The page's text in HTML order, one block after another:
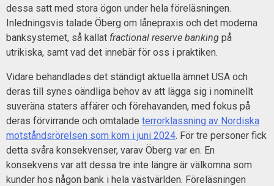
dessa satt med stora ögon under hela föreläsningen.
Inledningsvis talade Öberg om lånepraxis och det moderna
banksystemet, så kallat fractional reserve banking på
utrikiska, samt vad det innebär för oss i praktiken.
Vidare behandlades det ständigt aktuella ämnet USA och
deras till synes oändliga behov av att lägga sig i nominellt
suveräna staters affärer och förehavanden, med fokus på
deras förvirrande och omtalade terrorklassning av Nordiska
motståndsrörelsen som kom i juni 2024. För tre personer fick
detta svåra konsekvenser, varav Öberg var en. En
konsekvens var att dessa tre inte längre är välkomna som
kunder hos någon bank i hela västvärlden. Föreläsningen